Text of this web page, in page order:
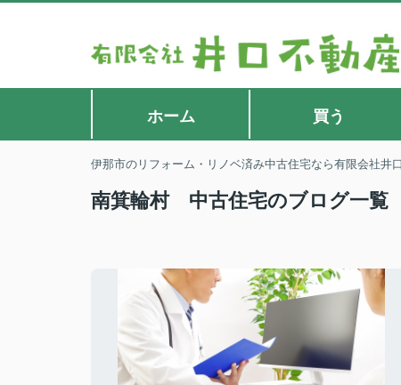
ホーム 買う
伊那市のリフォーム・リノベ済み中古住宅なら有限会社井
南箕輪村 中古住宅のブログ一覧